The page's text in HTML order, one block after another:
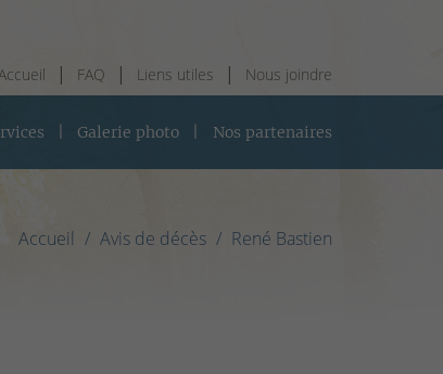
FAQ Liens utiles Nous joindre
Galerie photo Nos partenaires
Accueil Avis de décès René Bastien